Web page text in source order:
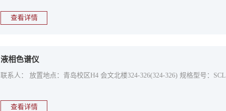
查看详情
液相色谱仪
联系人： 放置地点：青岛校区H4 会文北楼324-326(324-326) 规格型号：
查看详情